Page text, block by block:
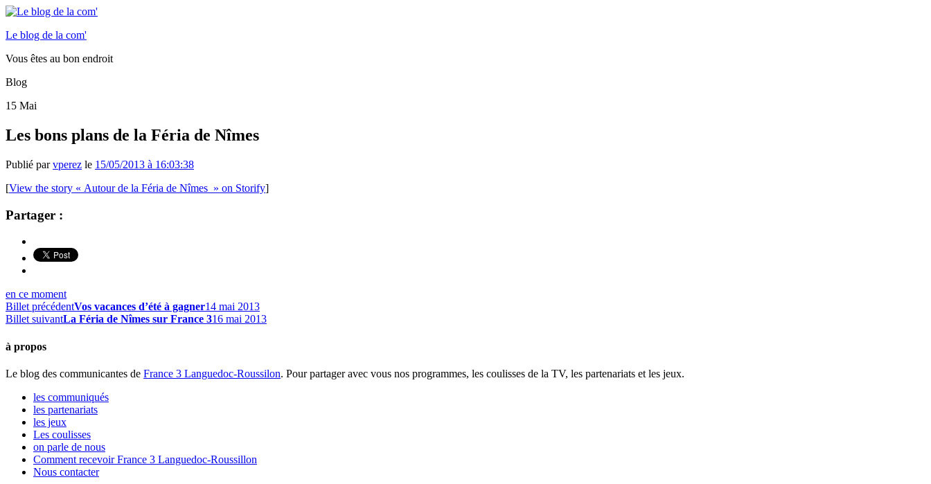
Le blog de la com'
Vous êtes au bon endroit
Blog
15 Mai
Les bons plans de la Féria de Nîmes
Publié parvperez le 15/05/2013 à 16:03:38
[View the story « Autour de la Féria de Nîmes » on Storify]
Partager :
en ce moment
Billet précédentVos vacances d’été à gagner14 mai 2013
Billet suivantLa Féria de Nîmes sur France 316 mai 2013
à propos
Le blog des communicantes de France 3 Languedoc-Roussilon. Pour partager avec vous nos programmes, les coulisses de la TV, les partenariats et les jeux.
les communiqués
les partenariats
les jeux
Les coulisses
on parle de nous
Comment recevoir France 3 Languedoc-Roussillon
Nous contacter